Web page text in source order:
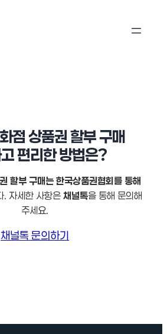
점 상품권 할부 구매
편리한 방법은?
할부 구매는 한국상품권협회를 통해
. 자세한 사항은 채널톡을 통해 문의해
주세요.
채널톡 문의하기